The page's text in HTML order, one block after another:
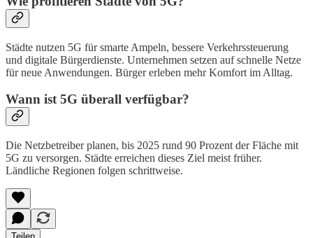
Städte nutzen 5G für smarte Ampeln, bessere Verkehrssteuerung
und digitale Bürgerdienste. Unternehmen setzen auf schnelle Netze
für neue Anwendungen. Bürger erleben mehr Komfort im Alltag.
Wann ist 5G überall verfügbar?
Die Netzbetreiber planen, bis 2025 rund 90 Prozent der Fläche mit
5G zu versorgen. Städte erreichen dieses Ziel meist früher.
Ländliche Regionen folgen schrittweise.